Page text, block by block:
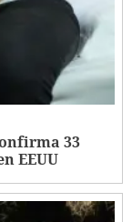
33
EEUU